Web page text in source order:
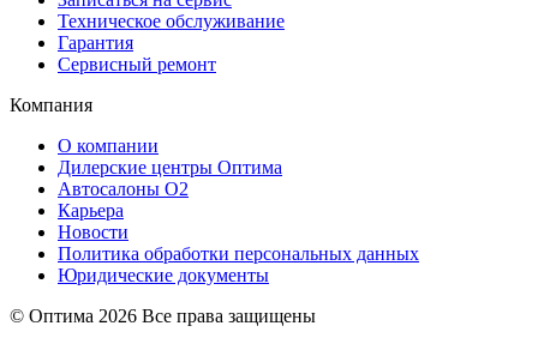
Техническое обслуживание
Гарантия
Сервисный ремонт
Компания
О компании
Дилерские центры Оптима
Автосалоны О2
Карьера
Новости
Политика обработки персональных данных
Юридические документы
© Оптима 2026 Все права защищены